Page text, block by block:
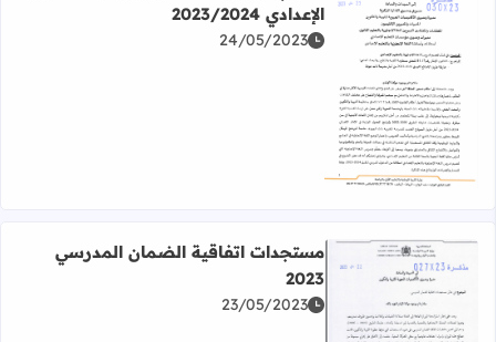
اقرأ المزيد عن تعميم تدريس اللغة الإنجليزية بالمستوى الإعدادي 2023/
الإعدادي 2023/2024
24/05/2023
مستجدات اتفاقية الضمان المدرسي
2023
23/05/2023